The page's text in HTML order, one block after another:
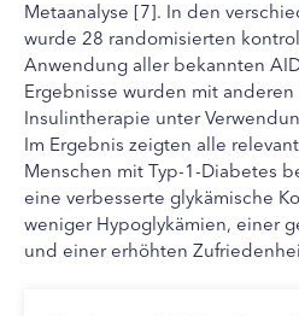
Metaanalyse [7]. In den
wurde 28 randomisierten
Anwendung aller bekannten
Ergebnisse wurden mit
Insulintherapie unter
Im Ergebnis zeigten alle
Menschen mit Typ-1-Diabetes
eine verbesserte glykämische
weniger Hypoglykämien, einer
und einer erhöhten